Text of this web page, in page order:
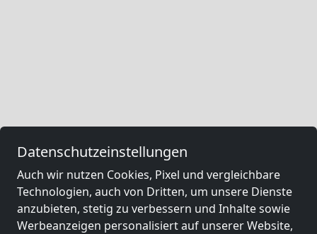
Datenschutzeinstellungen
Auch wir nutzen Cookies, Pixel und vergleichbare
Technologien, auch von Dritten, um unsere Dienste
anzubieten, stetig zu verbessern und Inhalte sowie
Werbeanzeigen personalisiert auf unserer Website,